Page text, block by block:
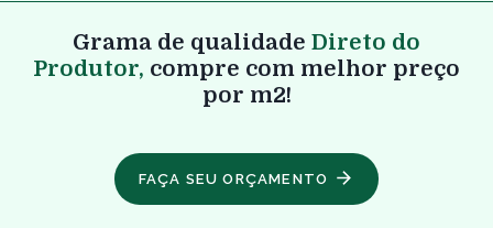
Grama de qualidade Direto do
Produtor, compre com melhor preço
por m2!
FAÇA SEU ORÇAMENTO